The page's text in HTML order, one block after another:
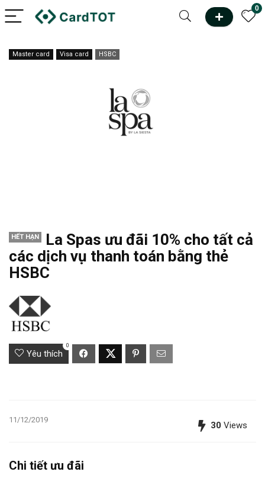
0
Master card Visa card HSBC
HẾT HẠN
La Spas ưu đãi 10% cho tất cả
các dịch vụ thanh toán bằng thẻ
HSBC
Yêu thích
0
11/12/2019
30 Views
Chi tiết ưu đãi